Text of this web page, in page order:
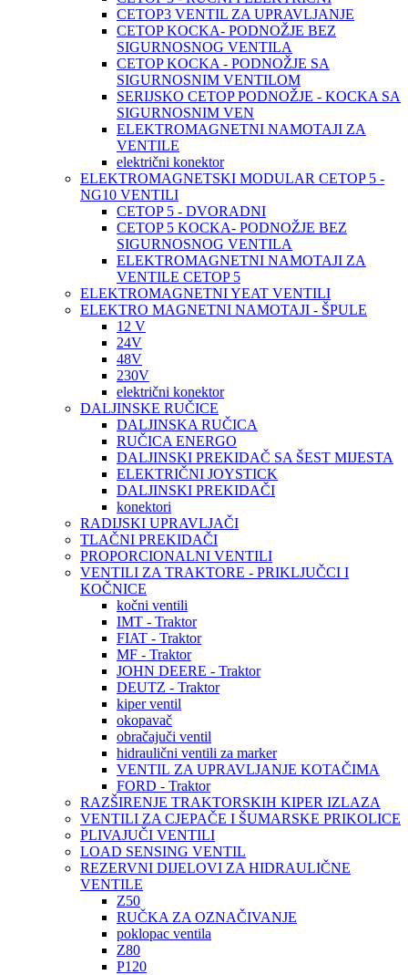
CETOP3 VENTIL ZA UPRAVLJANJE
CETOP KOCKA- PODNOŽJE BEZ
SIGURNOSNOG VENTILA
CETOP KOCKA - PODNOŽJE SA
SIGURNOSNIM VENTILOM
SERIJSKO CETOP PODNOŽJE - KOCKA SA
SIGURNOSNIM VEN
ELEKTROMAGNETNI NAMOTAJI ZA
VENTILE
električni konektor
ELEKTROMAGNETSKI MODULAR CETOP 5 -
NG10 VENTILI
CETOP 5 - DVORADNI
CETOP 5 KOCKA- PODNOŽJE BEZ
SIGURNOSNOG VENTILA
ELEKTROMAGNETNI NAMOTAJI ZA
VENTILE CETOP 5
ELEKTROMAGNETNI YEAT VENTILI
ELEKTRO MAGNETNI NAMOTAJI - ŠPULE
12 V
24V
48V
230V
električni konektor
DALJINSKE RUČICE
DALJINSKA RUČICA
RUČICA ENERGO
DALJINSKI PREKIDAČ SA ŠEST MIJESTA
ELEKTRIČNI JOYSTICK
DALJINSKI PREKIDAČI
konektori
RADIJSKI UPRAVLJAČI
TLAČNI PREKIDAČI
PROPORCIONALNI VENTILI
VENTILI ZA TRAKTORE - PRIKLJUČCI I
KOČNICE
kočni ventili
IMT - Traktor
FIAT - Traktor
MF - Traktor
JOHN DEERE - Traktor
DEUTZ - Traktor
kiper ventil
okopavač
obračajuči ventil
hidraulični ventili za marker
VENTIL ZA UPRAVLJANJE KOTAČIMA
FORD - Traktor
RAZŠIRENJE TRAKTORSKIH KIPER IZLAZA
VENTILI ZA CJEPAČE I ŠUMARSKE PRIKOLICE
PLIVAJUČI VENTILI
LOAD SENSING VENTIL
REZERVNI DIJELOVI ZA HIDRAULIČNE
VENTILE
Z50
RUČKA ZA OZNAČIVANJE
poklopac ventila
Z80
P120